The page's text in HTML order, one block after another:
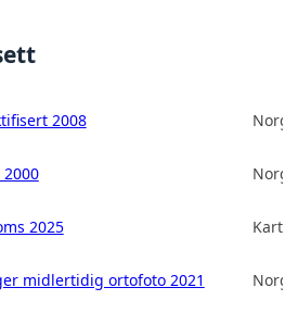
2008
2025
midlertidig ortofoto 2021